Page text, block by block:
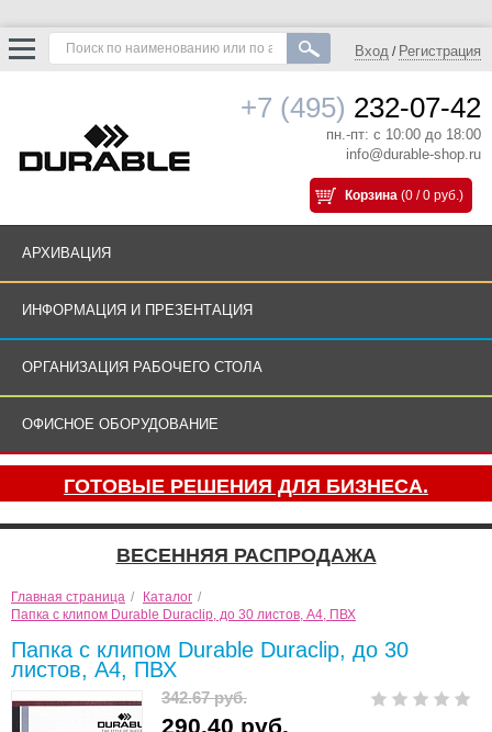
Вход / Регистрация
+7 (495) 232-07-42
пн.-пт: с 10:00 до 18:00
info@durable-shop.ru
Корзина (0 / 0 руб.)
АРХИВАЦИЯ
ИНФОРМАЦИЯ И ПРЕЗЕНТАЦИЯ
ОРГАНИЗАЦИЯ РАБОЧЕГО СТОЛА
ОФИСНОЕ ОБОРУДОВАНИЕ
ГОТОВЫЕ РЕШЕНИЯ ДЛЯ БИЗНЕСА.
ВЕСЕННЯЯ РАСПРОДАЖА
Главная страница / Каталог /
Папка с клипом Durable Duraclip, до 30 листов, А4, ПВХ
Папка с клипом Durable Duraclip, до 30
листов, А4, ПВХ
342.67 руб.
290.40 руб.